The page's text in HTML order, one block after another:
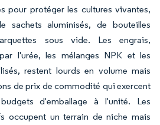
pour protéger les cultures vivantes,
sachets aluminisés, de bouteilles
sous vide. Les engrais,
l'urée, les mélanges NPK et les
restent lourds en volume mais
de prix de commodité qui exercent
d'emballage à l'unité. Les
occupent un terrain de niche mais